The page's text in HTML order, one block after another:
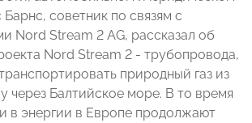
Барнс, советник по связям с
Nord Stream 2 AG, рассказал об
Nord Stream 2 - трубопровода,
природный газ из
через Балтийское море. В то время
в энергии в Европе продолжают